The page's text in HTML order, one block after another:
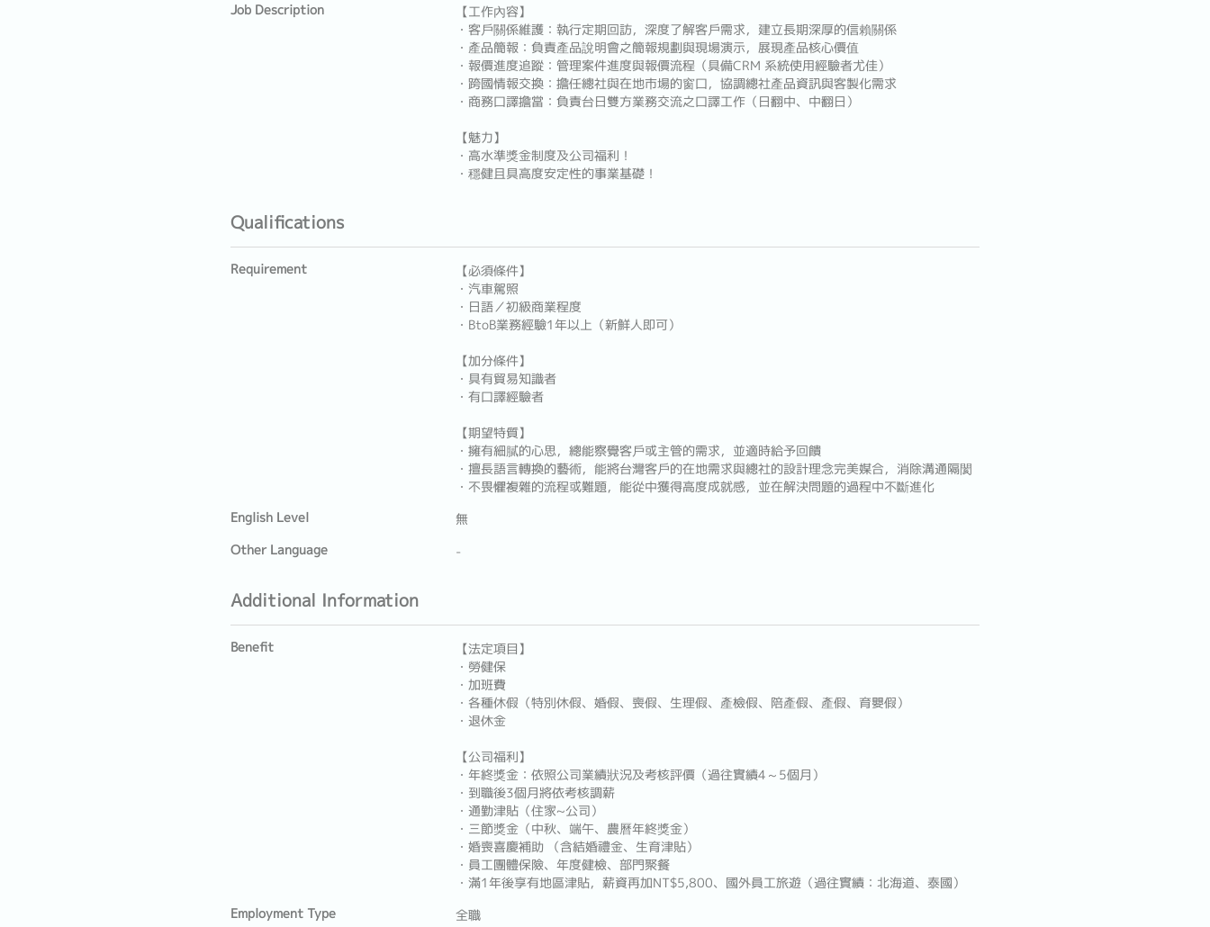
Job Description
【工作內容】
・客戶關係維護：執行定期回訪，深度了解客戶需求，建立長期深厚的信賴關係
・產品簡報：負責產品說明會之簡報規劃與現場演示，展現產品核心價值
・報價進度追蹤：管理案件進度與報價流程（具備CRM 系統使用經驗者尤佳）
・跨國情報交換：擔任總社與在地市場的窗口，協調總社產品資訊與客製化需求
・商務口譯擔當：負責台日雙方業務交流之口譯工作（日翻中、中翻日）
【魅力】
・高水準獎金制度及公司福利！
・穩健且具高度安定性的事業基礎！
Qualifications
Requirement
【必須條件】
・汽車駕照
・日語／初級商業程度
・BtoB業務經驗1年以上（新鮮人即可）
【加分條件】
・具有貿易知識者
・有口譯經驗者
【期望特質】
・擁有細膩的心思，總能察覺客戶或主管的需求，並適時給予回饋
・擅長語言轉換的藝術，能將台灣客戶的在地需求與總社的設計理念完美媒合，消除溝通隔閡
・不畏懼複雜的流程或難題，能從中獲得高度成就感，並在解決問題的過程中不斷進化
English Level
無
Other Language
-
Additional Information
Benefit
【法定項目】
・勞健保
・加班費
・各種休假（特別休假、婚假、喪假、生理假、產檢假、陪產假、產假、育嬰假）
・退休金
【公司福利】
・年終獎金：依照公司業績狀況及考核評價（過往實績4～5個月）
・到職後3個月將依考核調薪
・通勤津貼（住家~公司）
・三節獎金（中秋、端午、農曆年終獎金）
・婚喪喜慶補助 （含結婚禮金、生育津貼）
・員工團體保險、年度健檢、部門聚餐
・滿1年後享有地區津貼，薪資再加NT$5,800、國外員工旅遊（過往實績：北海道、泰國）
Employment Type
全職